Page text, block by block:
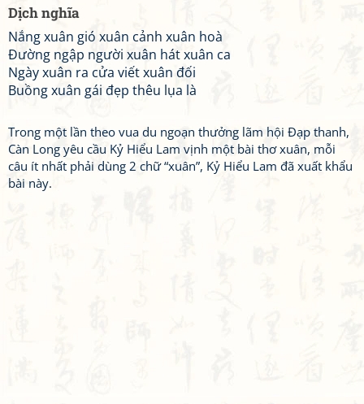
Dịch nghĩa
Nắng xuân gió xuân cảnh xuân hoà
Đường ngập người xuân hát xuân ca
Ngày xuân ra cửa viết xuân đối
Buồng xuân gái đẹp thêu lụa là
Trong một lần theo vua du ngoạn thưởng lãm hội Đạp thanh,
Càn Long yêu cầu Kỷ Hiểu Lam vịnh một bài thơ xuân, mỗi
câu ít nhất phải dùng 2 chữ “xuân”, Kỷ Hiểu Lam đã xuất khẩu
bài này.